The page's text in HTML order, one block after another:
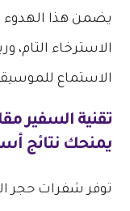
يضمن هذا الهدوء
الاسترخاء التام،
الاستماع
تقنية السفير
يمنحك نتائج
توفر شفرات حجر